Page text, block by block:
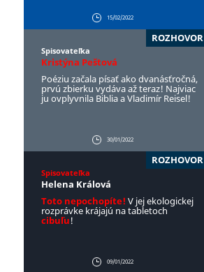
15/02/2022
ROZHOVOR
Spisovateľka
Kristýna Peštová
Poéziu začala písať ako dvanásťročná,
prvú zbierku vydáva až teraz! Najviac
ju ovplyvnila Biblia a Vladimír Reisel!
30/01/2022
ROZHOVOR
Spisovateľka
Helena Králová
Toto nepochopíte! V jej ekologickej
rozprávke krájajú na tabletoch
cibuľu!
09/01/2022